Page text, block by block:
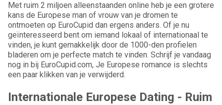
Met ruim 2 miljoen alleenstaanden online heb je een grotere
kans de Europese man of vrouw van je dromen te
ontmoeten op EuroCupid dan ergens anders. Of je nu
geïnteresseerd bent om iemand lokaal of internationaal te
vinden, je kunt gemakkelijk door de 1000-den profielen
bladeren om je perfecte match te vinden. Schrijf je vandaag
nog in bij EuroCupid.com, Je Europese romance is slechts
een paar klikken van je verwijderd.
Internationale Europese Dating - Ruim